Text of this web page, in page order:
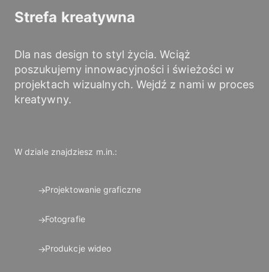
Strefa kreatywna
Dla nas design to styl życia. Wciąż
poszukujemy innowacyjności i świeżości w
projektach wizualnych. Wejdź z nami w proces
kreatywny.
W dziale znajdziesz m.in.:
Projektowanie graficzne
Fotografie
Produkcje wideo